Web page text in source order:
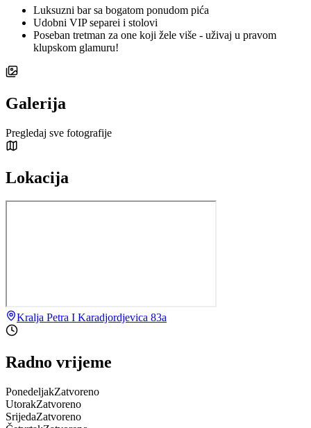
Luksuzni bar sa bogatom ponudom pića
Udobni VIP separei i stolovi
Poseban tretman za one koji žele više - uživaj u pravom
klupskom glamuru!
Galerija
Pregledaj sve fotografije
Lokacija
Kralja Petra I Karadjordjevica 83a
Radno vrijeme
PonedeljakZatvoreno
UtorakZatvoreno
SrijedaZatvoreno